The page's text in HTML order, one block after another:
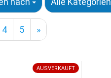
4 5 »
AUSVERKAUFT